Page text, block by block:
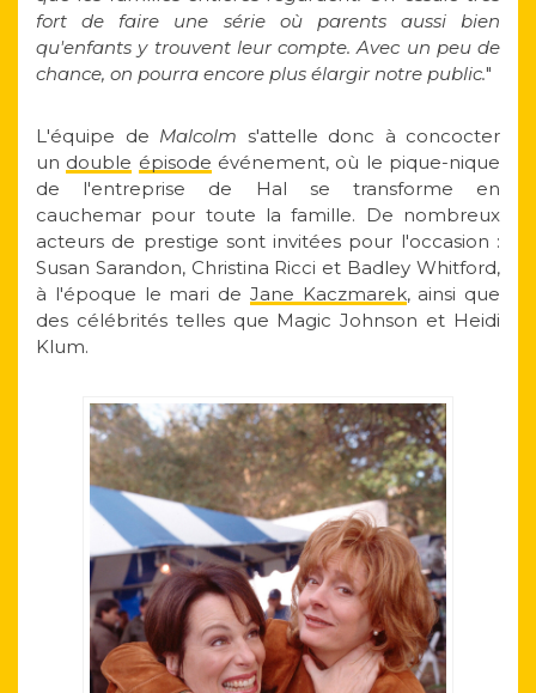
fort de faire une série où parents aussi bien
qu'enfants y trouvent leur compte. Avec un peu de
chance, on pourra encore plus élargir notre public."
L'équipe de Malcolm s'attelle donc à concocter
un double épisode événement, où le pique-nique
de l'entreprise de Hal se transforme en
cauchemar pour toute la famille. De nombreux
acteurs de prestige sont invitées pour l'occasion :
Susan Sarandon, Christina Ricci et Badley Whitford,
à l'époque le mari de Jane Kaczmarek, ainsi que
des célébrités telles que Magic Johnson et Heidi
Klum.